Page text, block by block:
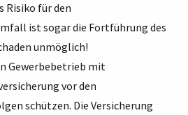
Risiko für den
ist sogar die Fortführung des
unmöglich!
Gewerbebetrieb mit
vor den
schützen. Die Versicherung